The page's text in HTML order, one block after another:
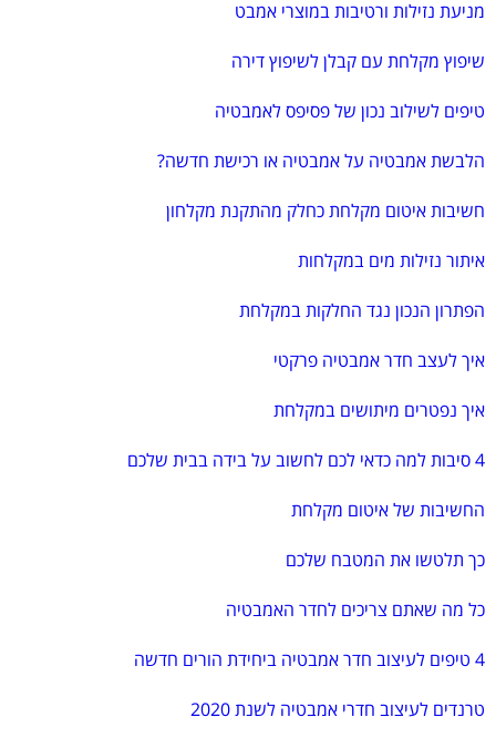
מניעת נזילות ורטיבות במוצרי אמבט
שיפוץ מקלחת עם קבלן לשיפוץ דירה
טיפים לשילוב נכון של פסיפס לאמבטיה
הלבשת אמבטיה על אמבטיה או רכישת חדשה?
חשיבות איטום מקלחת כחלק מהתקנת מקלחון
איתור נזילות מים במקלחות
הפתרון הנכון נגד החלקות במקלחת
איך לעצב חדר אמבטיה פרקטי
איך נפטרים מיתושים במקלחת
4 סיבות למה כדאי לכם לחשוב על בידה בבית שלכם
החשיבות של איטום מקלחת
כך תלטשו את המטבח שלכם
כל מה שאתם צריכים לחדר האמבטיה
4 טיפים לעיצוב חדר אמבטיה ביחידת הורים חדשה
טרנדים לעיצוב חדרי אמבטיה לשנת 2020